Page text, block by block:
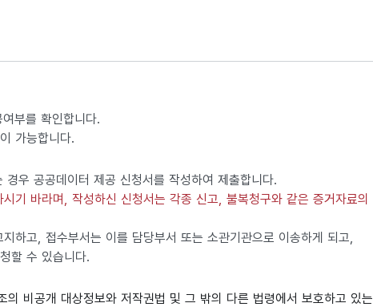
부를 확인합니다.
가능합니다.
우 공공데이터 제공 신청서를 작성하여 제출합니다.
기 바라며, 작성하신 신청서는 각종 신고, 불복청구와 같은 증거자료의
하고, 접수부서는 이를 담당부서 또는 소관기관으로 이송하게 되고,
할 수 있습니다.
비공개 대상정보와 저작권법 및 그 밖의 다른 법령에서 보호하고 있는